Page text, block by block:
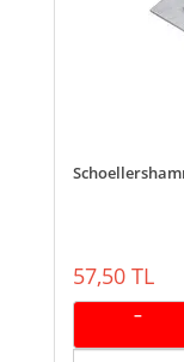
57,50 TL
−